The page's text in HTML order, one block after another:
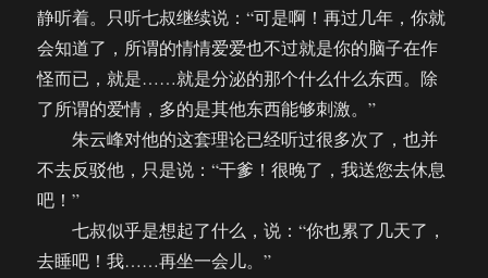
静听着。只听七叔继续说：“可是啊！再过几年，你就
会知道了，所谓的情情爱爱也不过就是你的脑子在作
怪而已，就是……就是分泌的那个什么什么东西。除
了所谓的爱情，多的是其他东西能够刺激。”
朱云峰对他的这套理论已经听过很多次了，也并
不去反驳他，只是说：“干爹！很晚了，我送您去休息
吧！”
七叔似乎是想起了什么，说：“你也累了几天了，
去睡吧！我……再坐一会儿。”